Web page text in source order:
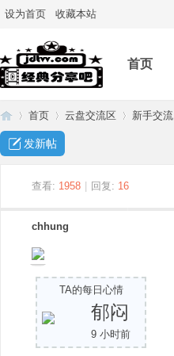
设为首页 收藏本站
首页
首页
›
云盘交流区
›
新手交流
发新帖
查看: 1958 回复: 16
chhung
TA的每日心情
郁闷
9 小时前